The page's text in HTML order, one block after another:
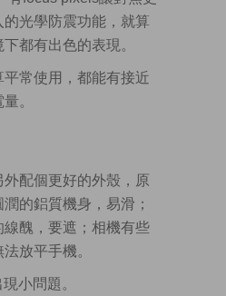
的光學防震功能，就算
都有出色的表現。
平常使用，都能有接近
。
外配個更好的外殼，原
潤的鋁質機身，易滑；
線醜，要遮；相機有些
放平手機。
小問題。